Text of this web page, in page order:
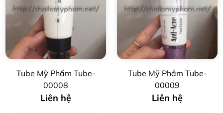
Tube Mỹ Phẩm Tube-
00008
Liên hệ
Tube Mỹ Phẩm Tube-
00009
Liên hệ